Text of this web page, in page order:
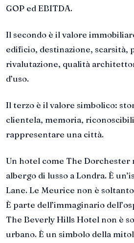
GOP ed EBITDA.
Il secondo è il valore
edificio, destinazione, scarsità,
rivalutazione, qualità
d’uso.
Il terzo è il valore simbolico:
clientela, memoria,
rappresentare una città.
Un hotel come The Dorchester
albergo di lusso a Londra. È
Lane. Le Meurice non è
È parte dell’immaginario
The Beverly Hills Hotel non è
urbano. È un simbolo della